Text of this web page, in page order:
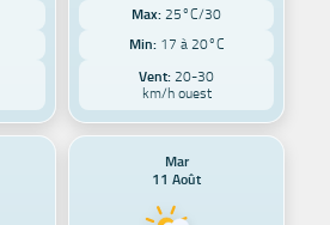
Max: 25°C/30
Min: 17 à 20°C
Vent: 20-30
km/h ouest
Mar
11 Août